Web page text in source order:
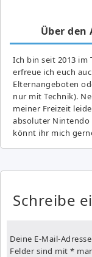
Über den
Ich bin seit 2013 im
erfreue ich euch
Elternangeboten
nur mit Technik).
meiner Freizeit
absoluter Nintendo
könnt ihr mich
Schreibe
Deine E-Mail-
Felder sind mit *